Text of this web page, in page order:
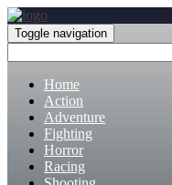
Toggle navigation
Home
Action
Adventure
Fighting
Horror
Racing